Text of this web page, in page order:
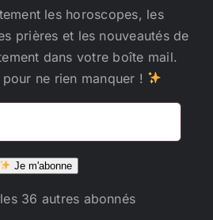
les horoscopes, les
prières et les nouveautés de
dans votre boîte mail.
ne rien manquer !
Je m'abonne
36 autres abonnés